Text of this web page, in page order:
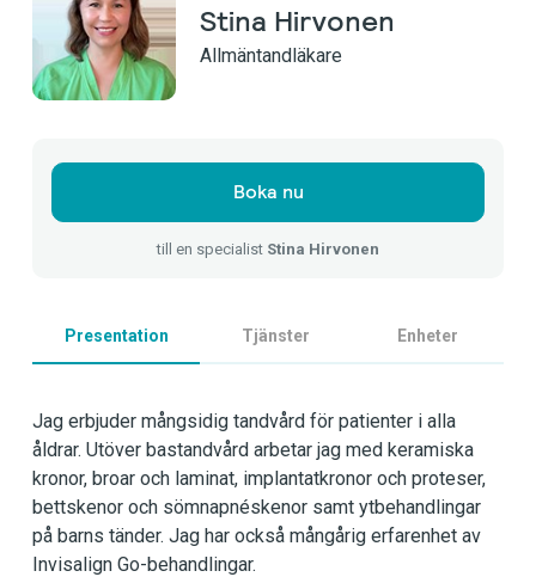
Stina Hirvonen
Allmäntandläkare
Boka nu
till en specialist Stina Hirvonen
Presentation Tjänster Enheter
Jag erbjuder mångsidig tandvård för patienter i alla
åldrar. Utöver bastandvård arbetar jag med keramiska
kronor, broar och laminat, implantatkronor och proteser,
bettskenor och sömnapnéskenor samt ytbehandlingar
på barns tänder. Jag har också mångårig erfarenhet av
Invisalign Go-behandlingar.